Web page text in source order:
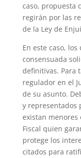
caso, propuesta
regirán por las
de la Ley de
En este caso,
consensuada
definitivas. Para
regulador en el
de su asunto.
y representados
existan
Fiscal quien
protege los
citados para